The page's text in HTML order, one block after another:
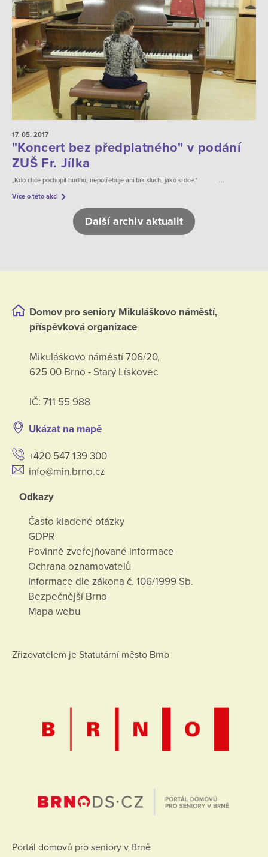
17. 05. 2017
"Koncert bez předplatného" v podání
ZUŠ Fr. Jílka
„Kdo chce pochopit hudbu, nepotřebuje ani tak sluch, jako srdce.“ ...
Více o této akci
Další archiv aktualit
Domov pro seniory Mikuláškovo náměstí,
příspěvková organizace
Mikuláškovo náměstí 706/20,
625 00 Brno - Starý Lískovec
IČ: 711 55 988
Ukázat na mapě
+420 547 139 300
info@min.brno.cz
Odkazy
Často kladené otázky
GDPR
Povinně zveřejňované informace
Ochrana oznamovatelů
Informace dle zákona č. 106/1999 Sb.
Bezpečnější Brno
Mapa webu
Zřizovatelem je Statutární město Brno
Portál domovů pro seniory v Brně